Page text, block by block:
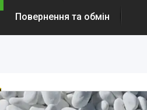
Повернення та обмін